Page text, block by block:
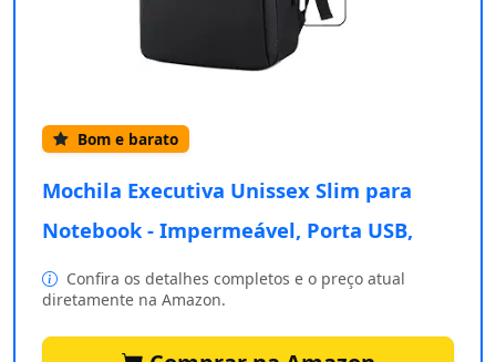
Bom e barato
Mochila Executiva Unissex Slim para
Notebook - Impermeável, Porta USB,
Confira os detalhes completos e o preço atual
diretamente na Amazon.